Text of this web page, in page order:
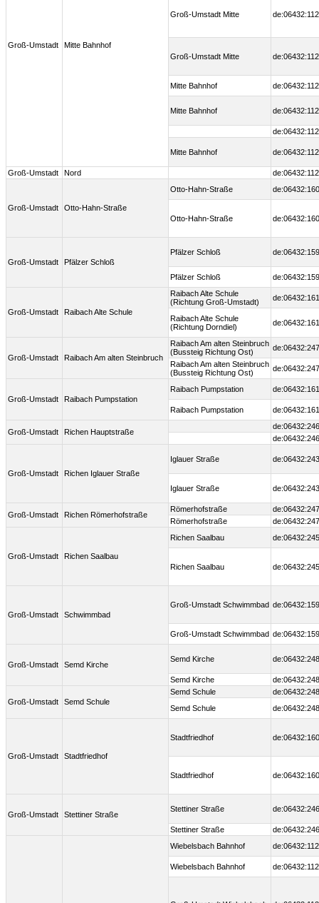
Groß-Umstadt Mitte Bahnhof
Groß-Umstadt Mitte
Groß-Umstadt Mitte
Mitte Bahnhof
Mitte Bahnhof
Mitte Bahnhof
Groß-Umstadt Nord
Groß-Umstadt Otto-Hahn-Straße
Otto-Hahn-Straße
Otto-Hahn-Straße
Groß-Umstadt Pfälzer Schloß
Pfälzer Schloß
Pfälzer Schloß
Groß-Umstadt Raibach Alte Schule
Raibach Alte Schule
(Richtung Groß-Umstadt)
Raibach Alte Schule
(Richtung Dorndiel)
Groß-Umstadt Raibach Am alten Steinbruch
Raibach Am alten Steinbruch
(Bussteig Richtung Ost)
Raibach Am alten Steinbruch
(Bussteig Richtung Ost)
Groß-Umstadt Raibach Pumpstation
Raibach Pumpstation
Raibach Pumpstation
Groß-Umstadt Richen Hauptstraße
Groß-Umstadt Richen Iglauer Straße
Iglauer Straße
Iglauer Straße
Groß-Umstadt Richen Römerhofstraße
Römerhofstraße
Römerhofstraße
Groß-Umstadt Richen Saalbau
Richen Saalbau
Richen Saalbau
Groß-Umstadt Schwimmbad
Groß-Umstadt Schwimmbad
Groß-Umstadt Schwimmbad
Groß-Umstadt Semd Kirche
Semd Kirche
Semd Kirche
Groß-Umstadt Semd Schule
Semd Schule
Semd Schule
Groß-Umstadt Stadtfriedhof
Stadtfriedhof
Stadtfriedhof
Groß-Umstadt Stettiner Straße
Stettiner Straße
Stettiner Straße
Wiebelsbach Bahnhof
Wiebelsbach Bahnhof